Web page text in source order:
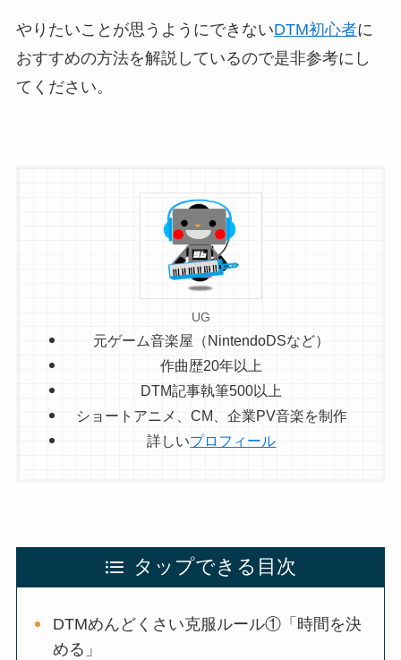
やりたいことが思うようにできないDTM初心者に
おすすめの方法を解説しているので是非参考にし
てください。
UG
元ゲーム音楽屋（NintendoDSなど）
作曲歴20年以上
DTM記事執筆500以上
ショートアニメ、CM、企業PV音楽を制作
詳しいプロフィール
タップできる目次
DTMめんどくさい克服ルール①「時間を決
める」